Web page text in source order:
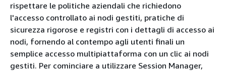
rispettare le politiche aziendali che richiedono
l'accesso controllato ai nodi gestiti, pratiche di
sicurezza rigorose e registri con i dettagli di accesso ai
nodi, fornendo al contempo agli utenti finali un
semplice accesso multipiattaforma con un clic ai nodi
gestiti. Per cominciare a utilizzare Session Manager,